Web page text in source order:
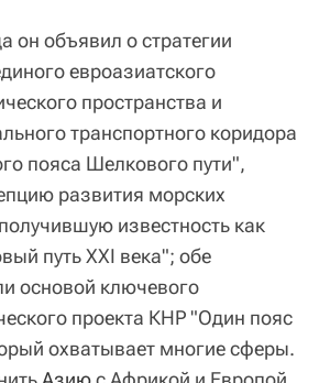
он объявил о стратегии
евроазиатского
пространства и
транспортного коридора
пояса Шелкового пути",
развития морских
известность как
путь XXI века"; обе
основой ключевого
проекта КНР "Один пояс
охватывает многие сферы.